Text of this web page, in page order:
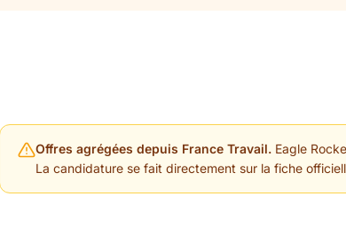
Offres agrégées depuis France Travail. Eagle
La candidature se fait directement sur la fiche